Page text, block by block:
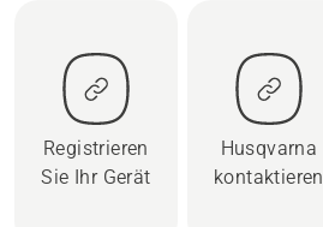
Registrieren
Sie Ihr Gerät
Husqvarna
kontaktieren